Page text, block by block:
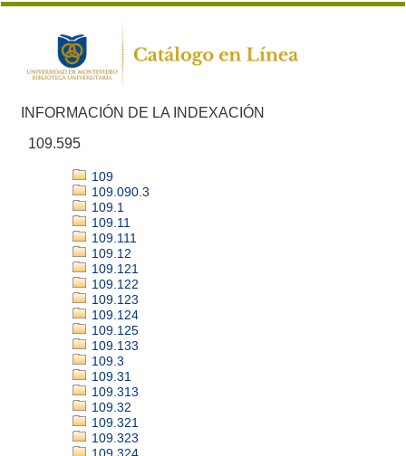
INFORMACIÓN DE LA INDEXACIÓN
109.595
109
109.090.3
109.1
109.11
109.111
109.12
109.121
109.122
109.123
109.124
109.125
109.133
109.3
109.31
109.313
109.32
109.321
109.323
109.324